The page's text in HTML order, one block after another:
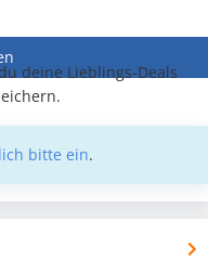
deine Lieblings-Deals
bitte ein.